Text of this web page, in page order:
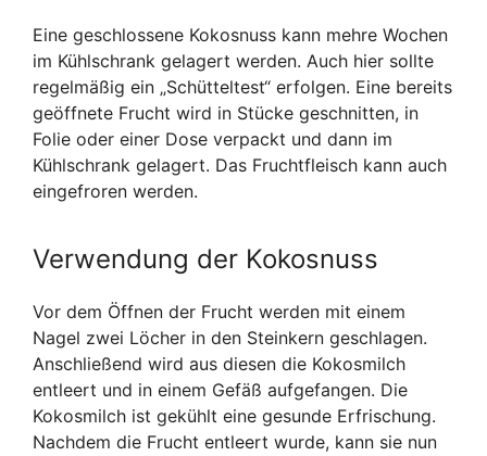
Eine geschlossene Kokosnuss kann mehre Wochen
im Kühlschrank gelagert werden. Auch hier sollte
regelmäßig ein „Schütteltest“ erfolgen. Eine bereits
geöffnete Frucht wird in Stücke geschnitten, in
Folie oder einer Dose verpackt und dann im
Kühlschrank gelagert. Das Fruchtfleisch kann auch
eingefroren werden.
Verwendung der Kokosnuss
Vor dem Öffnen der Frucht werden mit einem
Nagel zwei Löcher in den Steinkern geschlagen.
Anschließend wird aus diesen die Kokosmilch
entleert und in einem Gefäß aufgefangen. Die
Kokosmilch ist gekühlt eine gesunde Erfrischung.
Nachdem die Frucht entleert wurde, kann sie nun